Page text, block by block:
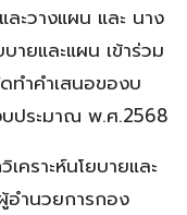
ะวางแผน และ นาง
ยและแผน เข้าร่วม
ทำคำเสนอของบ
บประมาณ พ.ศ.2568
ราะห์นโยบายและ
อำนวยการกอง